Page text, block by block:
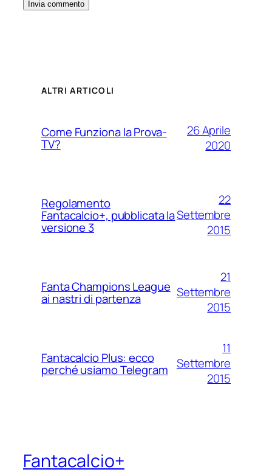
ALTRI ARTICOLI
Come Funziona la Prova-
TV?
26 Aprile
2020
Regolamento
Fantacalcio+, pubblicata la
versione 3
22
Settembre
2015
Fanta Champions League
ai nastri di partenza
21
Settembre
2015
Fantacalcio Plus: ecco
perché usiamo Telegram
11
Settembre
2015
Fantacalcio+